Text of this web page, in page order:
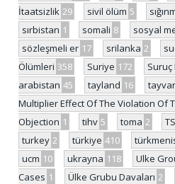
İtaatsizlik 29 sivil ölüm 5
sırbistan 1 somali 8 sosyal
sözleşmeli er 17 srilanka 2
Ölümleri 358 Suriye 172 Suruç
arabistan 45 tayland 16
Multiplier Effect Of The Violation Of
Objection 1 tihv 5 toma 2
turkey 2 türkiye 410
ucm 10 ukrayna 118 Ulke
Cases 1 Ülke Grubu Davaları 2